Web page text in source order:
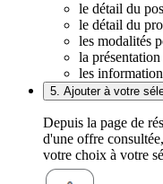
le détail du
le détail du
les modalités
la
les
5. Ajouter à votre
Depuis la page de
d'une offre
votre choix à votre